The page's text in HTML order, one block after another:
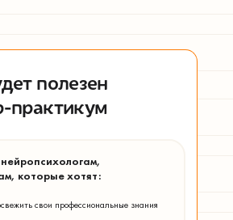
полезен
практикум
которые хотят:
свои профессиональные знания